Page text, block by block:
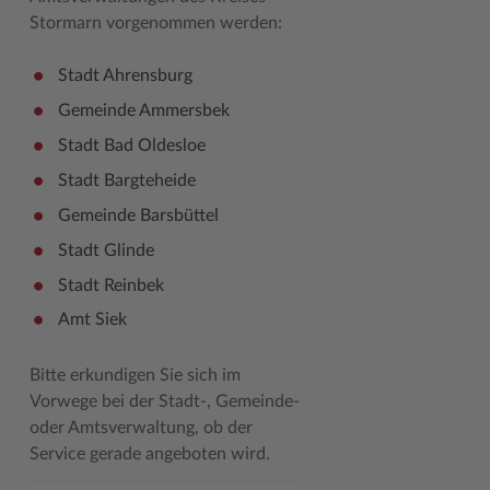
Woche der Seelischen Gesundheit
#MeinStormarn
Karrieretag
Zahlen, Daten, Fakten
Stormarn vorgenommen werden:
Stadt Ahrensburg
Gemeinde Ammersbek
Stadt Bad Oldesloe
Stadt Bargteheide
Gemeinde Barsbüttel
Stadt Glinde
Stadt Reinbek
Amt Siek
Bitte erkundigen Sie sich im
Vorwege bei der Stadt-, Gemeinde-
oder Amtsverwaltung, ob der
Service gerade angeboten wird.